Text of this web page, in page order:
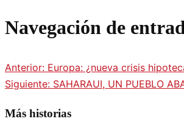
Navegación de
Anterior: Europa: ¿nueva crisis
Siguiente: SAHARAUI, UN PUEBLO
Más historias